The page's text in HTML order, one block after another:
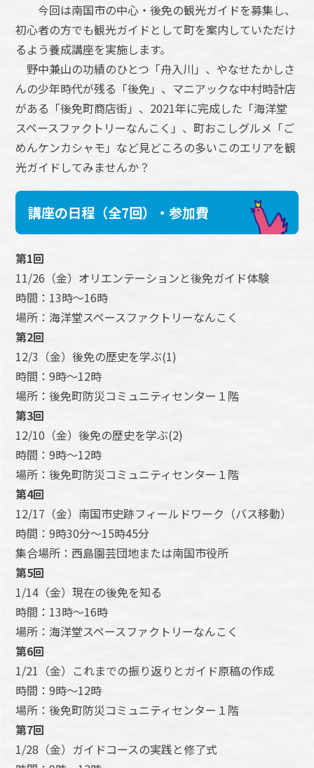
今回は南国市の中心・後免の観光ガイドを募集し、
初心者の方でも観光ガイドとして町を案内していただけ
るよう養成講座を実施します。
野中兼山の功績のひとつ「舟入川」、やなせたかしさ
んの少年時代が残る「後免」、マニアックな中村時計店
がある「後免町商店街」、2021年に完成した「海洋堂
スペースファクトリーなんこく」、町おこしグルメ「ご
めんケンカシャモ」など見どころの多いこのエリアを観
光ガイドしてみませんか？
講座の日程（全7回）・参加費
第1回
11/26（金）オリエンテーションと後免ガイド体験
時間：13時～16時
場所：海洋堂スペースファクトリーなんこく
第2回
12/3（金）後免の歴史を学ぶ(1)
時間：9時～12時
場所：後免町防災コミュニティセンター１階
第3回
12/10（金）後免の歴史を学ぶ(2)
時間：9時～12時
場所：後免町防災コミュニティセンター１階
第4回
12/17（金）南国市史跡フィールドワーク（バス移動）
時間：9時30分～15時45分
集合場所：西島園芸団地または南国市役所
第5回
1/14（金）現在の後免を知る
時間：13時～16時
場所：海洋堂スペースファクトリーなんこく
第6回
1/21（金）これまでの振り返りとガイド原稿の作成
時間：9時～12時
場所：後免町防災コミュニティセンター１階
第7回
1/28（金）ガイドコースの実践と修了式